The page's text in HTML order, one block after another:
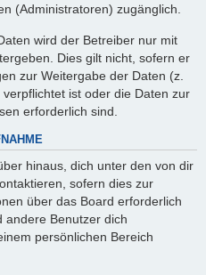
(Administratoren) zugänglich.
wird der Betreiber nur mit
Dies gilt nicht, sofern er
zur Weitergabe der Daten (z.
ist oder die Daten zur
erforderlich sind.
hinaus, dich unter den von dir
sofern dies zur
über das Board erforderlich
andere Benutzer dich
persönlichen Bereich